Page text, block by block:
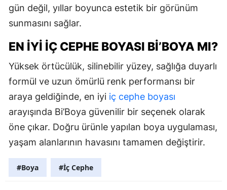
gün değil, yıllar boyunca estetik bir görünüm
sunmasını sağlar.
EN İYI İÇ CEPHE BOYASI BI’BOYA MI?
Yüksek örtücülük, silinebilir yüzey, sağlığa duyarlı
formül ve uzun ömürlü renk performansı bir
araya geldiğinde, en iyi iç cephe boyası
arayışında Bi’Boya güvenilir bir seçenek olarak
öne çıkar. Doğru ürünle yapılan boya uygulaması,
yaşam alanlarının havasını tamamen değiştirir.
#Boya #İç Cephe